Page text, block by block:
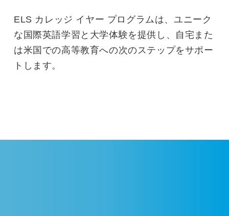
ELS カレッジ イヤー プログラムは、ユニーク
な国際英語学習と大学体験を提供し、自宅また
は米国での高等教育への次のステップをサポー
トします。